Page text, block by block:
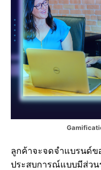
ลูกค้าจะจดจำแบรนด์ข
ประสบการณ์แบบมีส่วน